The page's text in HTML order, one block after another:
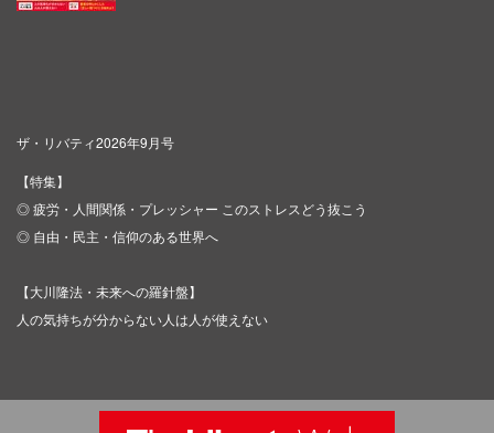
ザ・リバティ2026年9月号
【特集】
◎ 疲労・人間関係・プレッシャー このストレスどう抜こう
◎ 自由・民主・信仰のある世界へ
【大川隆法・未来への羅針盤】
人の気持ちが分からない人は人が使えない